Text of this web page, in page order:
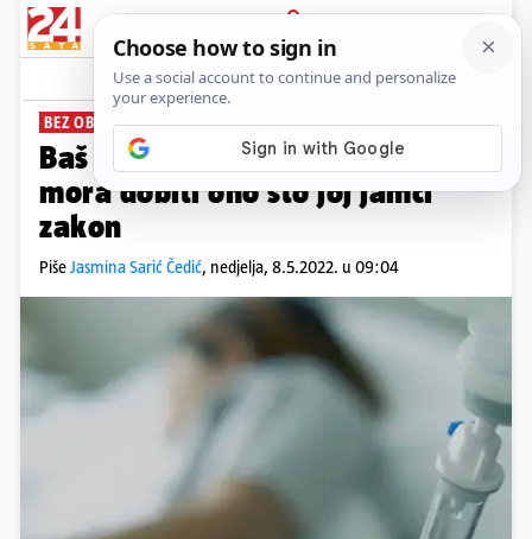
PRIJAVA
News Komentari
BEZ OBZIRA NA PRIZIV SAVJESTI PLUS+
Baš svaka žena od sustava
mora dobiti ono što joj jamči
zakon
PišeJasmina Sarić Čedić, nedjelja, 8.5.2022. u 09:04